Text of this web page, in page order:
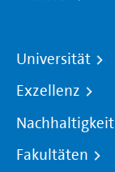
Universität
Exzellenz
Nachhaltigkeit
Fakultäten